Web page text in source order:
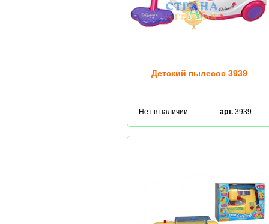
Детский пылесос 3939
Нет в наличии арт.3939